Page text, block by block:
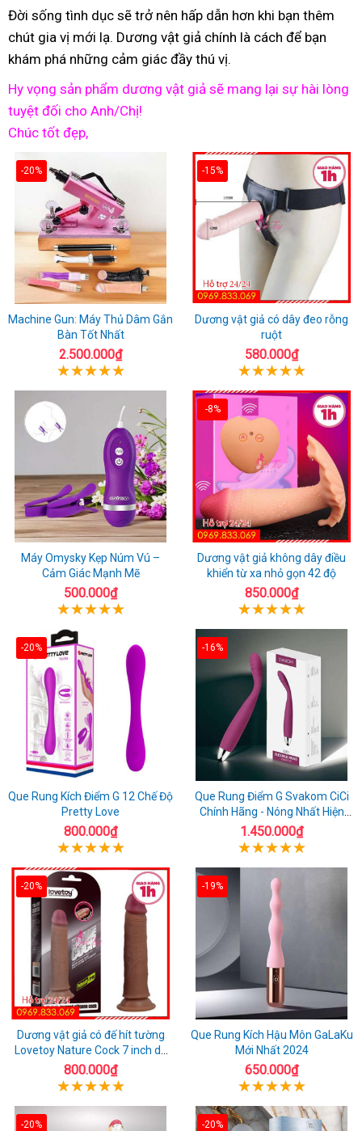
Đời sống tình dục sẽ trở nên hấp dẫn hơn khi bạn thêm
chút gia vị mới lạ. Dương vật giả chính là cách để bạn
khám phá những cảm giác đầy thú vị.
Hy vọng sản phẩm dương vật giả sẽ mang lại sự hài lòng
tuyệt đối cho Anh/Chị!
Chúc tốt đẹp,
-20%
Machine Gun: Máy Thủ Dâm Gắn
Bàn Tốt Nhất
2.500.000₫
-15%
Dương vật giả có dây đeo rỗng
ruột
580.000₫
Máy Omysky Kẹp Núm Vú –
Cảm Giác Mạnh Mẽ
500.000₫
-8%
Dương vật giả không dây điều
khiển từ xa nhỏ gọn 42 độ
850.000₫
-20%
Que Rung Kích Điểm G 12 Chế Độ
Pretty Love
800.000₫
-16%
Que Rung Điểm G Svakom CiCi
Chính Hãng - Nóng Nhất Hiện
Nay
1.450.000₫
-20%
Dương vật giả có đế hít tường
Lovetoy Nature Cock 7 inch da
đen
800.000₫
-19%
Que Rung Kích Hậu Môn GaLaKu
Mới Nhất 2024
650.000₫
-20% -20%